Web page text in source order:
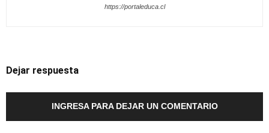
https://portaleduca.cl
Dejar respuesta
INGRESA PARA DEJAR UN COMENTARIO